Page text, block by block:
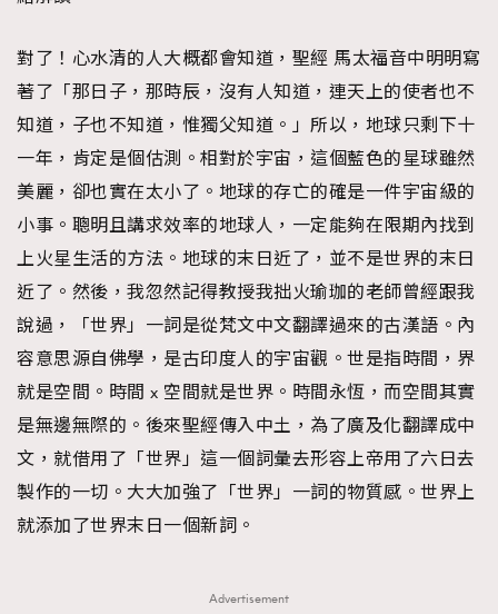
TRENDING
AFrenchMind
DressLikeAParisienne
EmpowerF
FashionWeek FigaroAesthetic
對了！心水清的人大概都會知道，聖經 馬太福音中明明寫
著了「那日子，那時辰，沒有人知道，連天上的使者也不
知道，子也不知道，惟獨父知道。」所以，地球只剩下十
一年，肯定是個估測。相對於宇宙，這個藍色的星球雖然
美麗，卻也實在太小了。地球的存亡的確是一件宇宙級的
小事。聰明且講求效率的地球人，一定能夠在限期內找到
上火星生活的方法。地球的末日近了，並不是世界的末日
近了。然後，我忽然記得教授我拙火瑜珈的老師曾經跟我
說過，「世界」一詞是從梵文中文翻譯過來的古漢語。內
容意思源自佛學，是古印度人的宇宙觀。世是指時間，界
就是空間。時間 x 空間就是世界。時間永恆，而空間其實
是無邊無際的。後來聖經傳入中土，為了廣及化翻譯成中
文，就借用了「世界」這一個詞彙去形容上帝用了六日去
製作的一切。大大加強了「世界」一詞的物質感。世界上
就添加了世界末日一個新詞。
Advertisement